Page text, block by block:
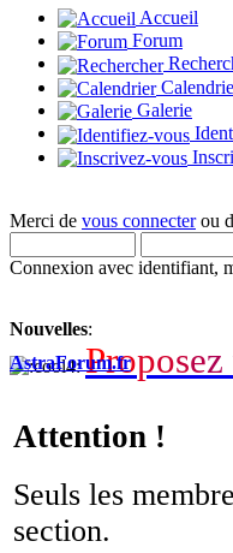
Accueil
Forum
Galerie
Merci de vous connecterou
Connexion avec identifiant,
Nouvelles:
Proposez
AstraForum.fr
Attention !
Seuls les
section.